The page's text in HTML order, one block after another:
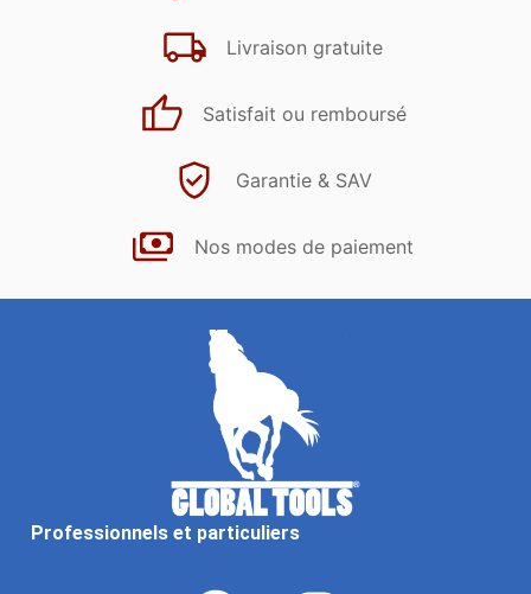
Livraison gratuite
Satisfait ou remboursé
Garantie & SAV
Nos modes de paiement
Professionnels et particuliers